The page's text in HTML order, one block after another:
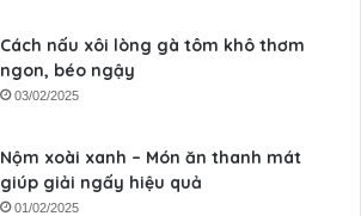
Cách nấu xôi lòng gà tôm khô thơm
ngon, béo ngậy
03/02/2025
Nộm xoài xanh – Món ăn thanh mát
giúp giải ngấy hiệu quả
01/02/2025